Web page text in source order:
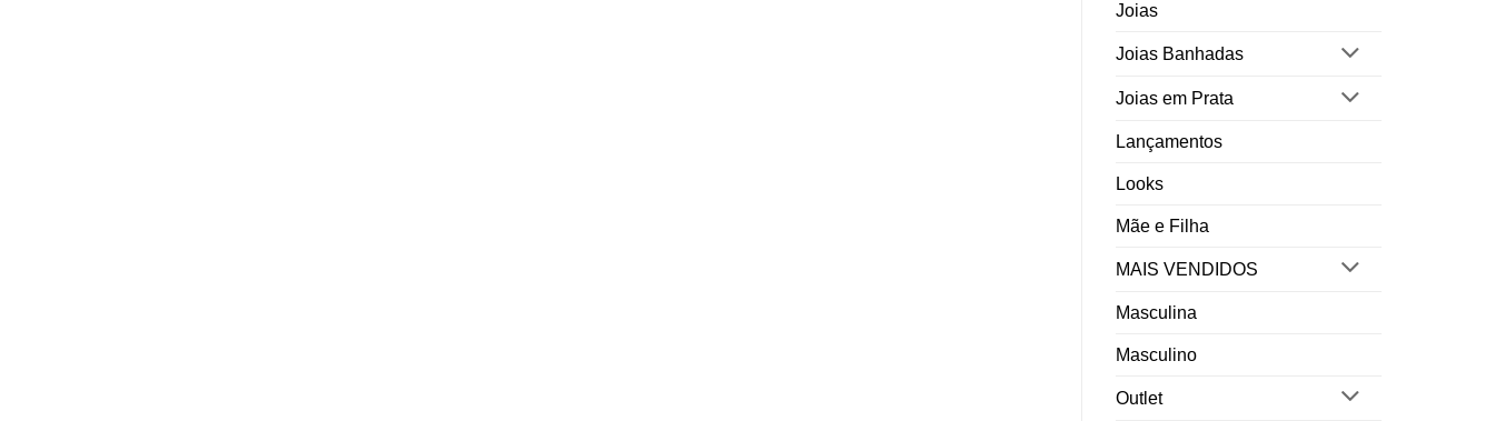
Joias
Joias Banhadas
Joias em Prata
Lançamentos
Looks
Mãe e Filha
MAIS VENDIDOS
Masculina
Masculino
Outlet